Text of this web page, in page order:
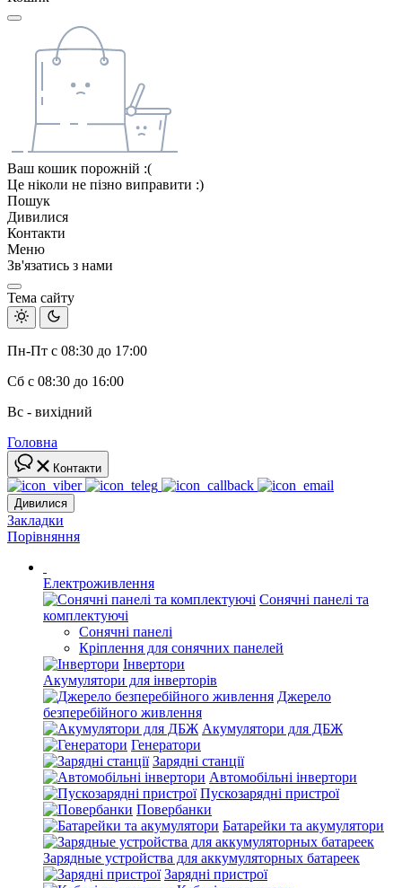
Ваш кошик порожній :(
Це ніколи не пізно виправити :)
Пошук
Дивилися
Контакти
Меню
Зв'язатись з нами
Тема сайту
Пн-Пт с 08:30 до 17:00
Сб с 08:30 до 16:00
Вс - вихідний
Головна
Контакти
Дивилися
Закладки
Порівняння
Електроживлення
Сонячні панелі та
комплектуючі
Сонячні панелі
Кріплення для сонячних панелей
Інвертори
Акумулятори для інверторів
Джерело
безперебійного живлення
Акумулятори для ДБЖ
Генератори
Зарядні станції
Автомобільні інвертори
Пускозарядні пристрої
Повербанки
Батарейки та акумулятори
Зарядные устройства для аккумуляторных батареек
Зарядні пристрої